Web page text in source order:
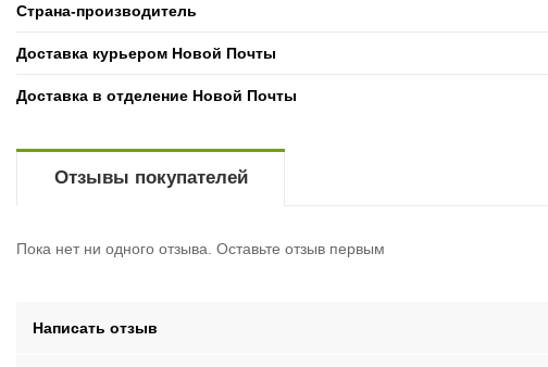
Страна-производитель
Доставка курьером Новой Почты
Доставка в отделение Новой Почты
Отзывы покупателей
Пока нет ни одного отзыва. Оставьте отзыв первым
Написать отзыв